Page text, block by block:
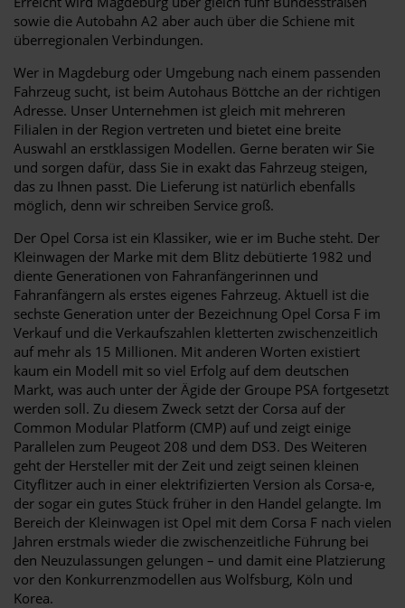
sowie die Autobahn A2 aber auch über die Schiene mit
überregionalen Verbindungen.
Wer in Magdeburg oder Umgebung nach einem passenden
Fahrzeug sucht, ist beim Autohaus Böttche an der richtigen
Adresse. Unser Unternehmen ist gleich mit mehreren
Filialen in der Region vertreten und bietet eine breite
Auswahl an erstklassigen Modellen. Gerne beraten wir Sie
und sorgen dafür, dass Sie in exakt das Fahrzeug steigen,
das zu Ihnen passt. Die Lieferung ist natürlich ebenfalls
möglich, denn wir schreiben Service groß.
Der Opel Corsa ist ein Klassiker, wie er im Buche steht. Der
Kleinwagen der Marke mit dem Blitz debütierte 1982 und
diente Generationen von Fahranfängerinnen und
Fahranfängern als erstes eigenes Fahrzeug. Aktuell ist die
sechste Generation unter der Bezeichnung Opel Corsa F im
Verkauf und die Verkaufszahlen kletterten zwischenzeitlich
auf mehr als 15 Millionen. Mit anderen Worten existiert
kaum ein Modell mit so viel Erfolg auf dem deutschen
Markt, was auch unter der Ägide der Groupe PSA fortgesetzt
werden soll. Zu diesem Zweck setzt der Corsa auf der
Common Modular Platform (CMP) auf und zeigt einige
Parallelen zum Peugeot 208 und dem DS3. Des Weiteren
geht der Hersteller mit der Zeit und zeigt seinen kleinen
Cityflitzer auch in einer elektrifizierten Version als Corsa-e,
der sogar ein gutes Stück früher in den Handel gelangte. Im
Bereich der Kleinwagen ist Opel mit dem Corsa F nach vielen
Jahren erstmals wieder die zwischenzeitliche Führung bei
den Neuzulassungen gelungen – und damit eine Platzierung
vor den Konkurrenzmodellen aus Wolfsburg, Köln und
Korea.